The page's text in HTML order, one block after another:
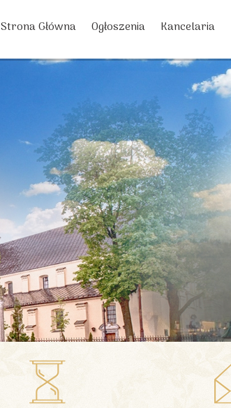
Strona Główna Ogłoszenia Kancelaria